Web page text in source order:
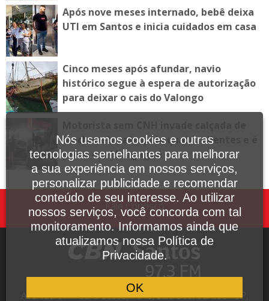
Após nove meses internado, bebê deixa
UTI em Santos e inicia cuidados em casa
Cinco meses após afundar, navio
histórico segue à espera de autorização
para deixar o cais do Valongo
lanchonete, atropela quatro clientes e é
preso em Mongaguá
Fale Conosco
Avenida Dr. Pedro Lessa, 1640, sala 809, Santos - SP,
Nós usamos cookies e outras
tecnologias semelhantes para melhorar
a sua experiência em nossos serviços,
personalizar publicidade e recomendar
conteúdo de seu interesse. Ao utilizar
nossos serviços, você concorda com tal
monitoramento. Informamos ainda que
atualizamos nossa Política de
Privacidade.
OK